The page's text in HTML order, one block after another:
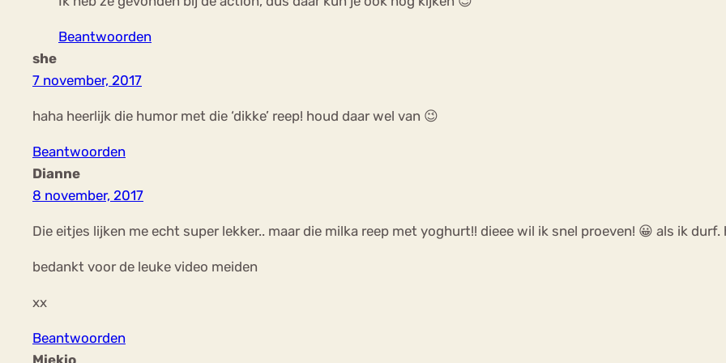
Beantwoorden
she
7 november, 2017
haha heerlijk die humor met die ‘dikke’ reep! houd daar wel van 😉
Beantwoorden
Dianne
8 november, 2017
Die eitjes lijken me echt super lekker.. maar die milka reep met yoghurt!! dieee wil ik snel proeven! 😀 als ik durf.
bedankt voor de leuke video meiden
xx
Beantwoorden
Miekio